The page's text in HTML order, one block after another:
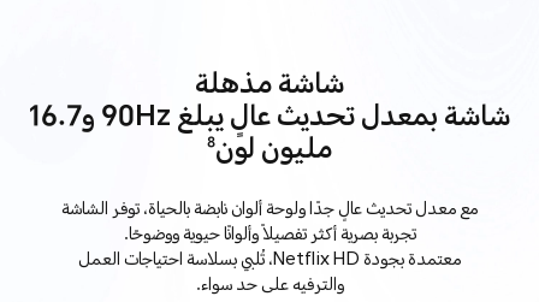
شاشة مذهلة
شاشة بمعدل تحديث عالٍ يبلغ 90Hz و16.7
مليون لون8
مع معدل تحديث عالٍ جدًا ولوحة ألوان نابضة بالحياة، توفر الشاشة
تجربة بصرية أكثر تفصيلاً وألوانًا حيوية ووضوحًا.
معتمدة بجودة Netflix HD، تُلبي بسلاسة احتياجات العمل
والترفيه على حد سواء.